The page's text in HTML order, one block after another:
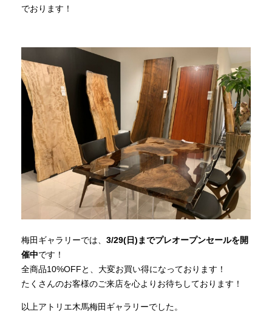
でおります！
梅田ギャラリーでは、 3/29(日)までプレオープンセールを開
催中です！
全商品10%OFFと、大変お買い得になっております！
たくさんのお客様のご来店を心よりお待ちしております！
以上アトリエ木馬梅田ギャラリーでした。